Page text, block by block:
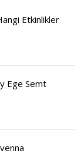
Etkinlikler
Ege Semt